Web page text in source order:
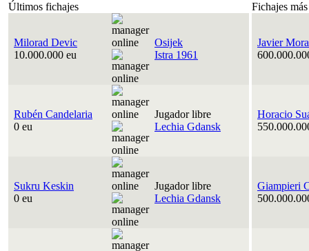
Últimos fichajes Fichajes
Milorad Devic
10.000.000 eu
Osijek
Istra 1961
Javier
Rubén Candelaria
0 eu
Jugador libre
Lechia Gdansk
Horacio
Sukru Keskin
0 eu
Jugador libre
Lechia Gdansk
Giampieri